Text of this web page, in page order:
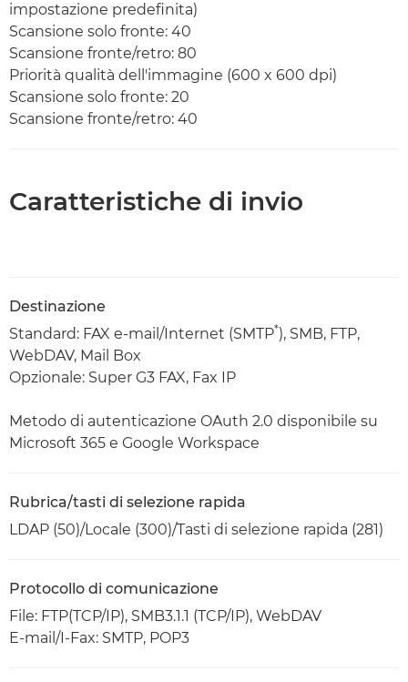
impostazione predefinita)
Scansione solo fronte: 40
Scansione fronte/retro: 80
Priorità qualità dell'immagine (600 x 600 dpi)
Scansione solo fronte: 20
Scansione fronte/retro: 40
Caratteristiche di invio
Destinazione
Standard: FAX e-mail/Internet (SMTP*), SMB, FTP,
WebDAV, Mail Box
Opzionale: Super G3 FAX, Fax IP
Metodo di autenticazione OAuth 2.0 disponibile su
Microsoft 365 e Google Workspace
Rubrica/tasti di selezione rapida
LDAP (50)/Locale (300)/Tasti di selezione rapida (281)
Protocollo di comunicazione
File: FTP(TCP/IP), SMB3.1.1 (TCP/IP), WebDAV
E-mail/I-Fax: SMTP, POP3